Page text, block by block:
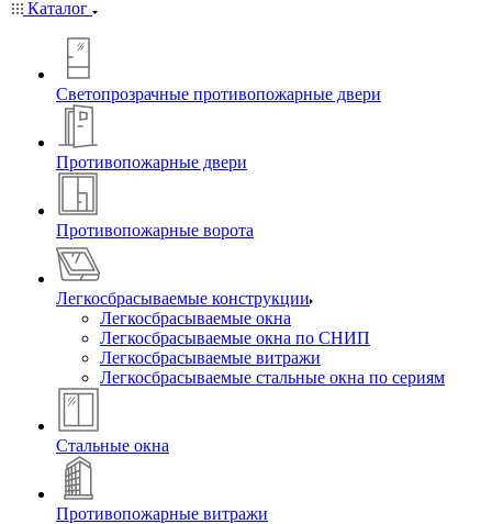
Каталог
Светопрозрачные противопожарные двери
Противопожарные двери
Противопожарные ворота
Легкосбрасываемые конструкции
Легкосбрасываемые окна
Легкосбрасываемые окна по СНИП
Легкосбрасываемые витражи
Легкосбрасываемые стальные окна по сериям
Стальные окна
Противопожарные витражи